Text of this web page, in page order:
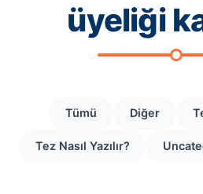
üyeliği
Tümü Diğer
Tez Nasıl Yazılır?